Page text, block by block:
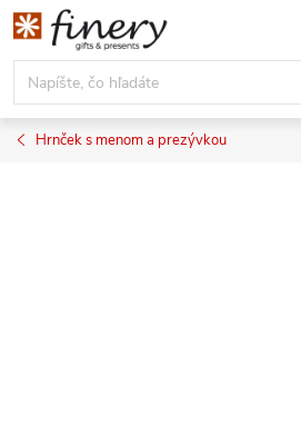
Prejsť
na
obsah
Hrnček s menom a prezývkou